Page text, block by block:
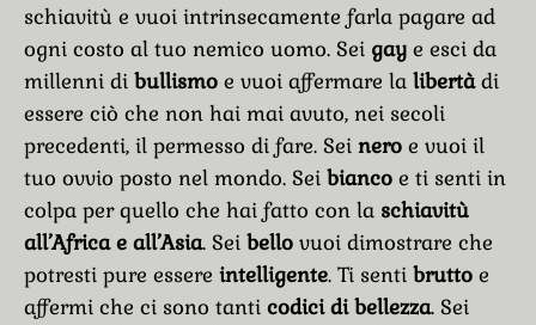
schiavitù e vuoi intrinsecamente farla pagare ad
ogni costo al tuo nemico uomo. Sei gay e esci da
millenni di bullismo e vuoi affermare la libertàdi
essere ciò che non hai mai avuto, nei secoli
precedenti, il permesso di fare. Sei nero e vuoi il
tuo ovvio posto nel mondo. Sei bianco e ti senti in
colpa per quello che hai fatto con la schiavitù
all’Africa e all’Asia. Sei bello vuoi dimostrare che
potresti pure essere intelligente. Ti senti brutto e
affermi che ci sono tanti codici di bellezza. Sei